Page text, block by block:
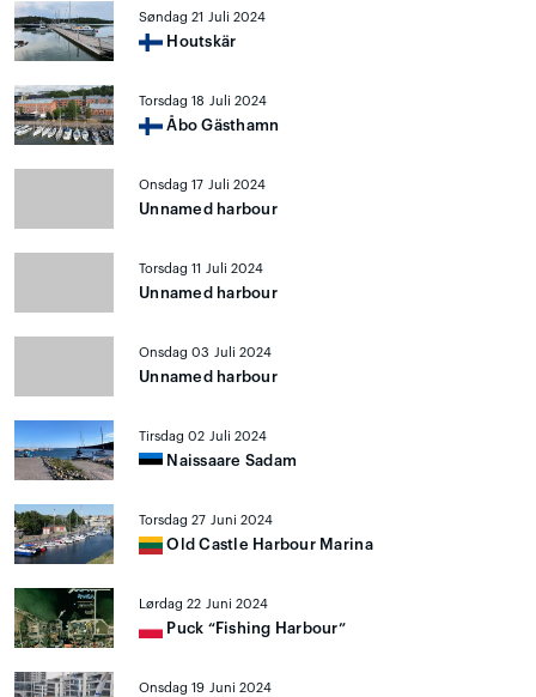
Søndag 21 Juli 2024
Houtskär
Torsdag 18 Juli 2024
Åbo Gästhamn
Onsdag 17 Juli 2024
Unnamed harbour
Torsdag 11 Juli 2024
Unnamed harbour
Onsdag 03 Juli 2024
Unnamed harbour
Tirsdag 02 Juli 2024
Naissaare Sadam
Torsdag 27 Juni 2024
Old Castle Harbour Marina
Lørdag 22 Juni 2024
Puck “Fishing Harbour”
Onsdag 19 Juni 2024